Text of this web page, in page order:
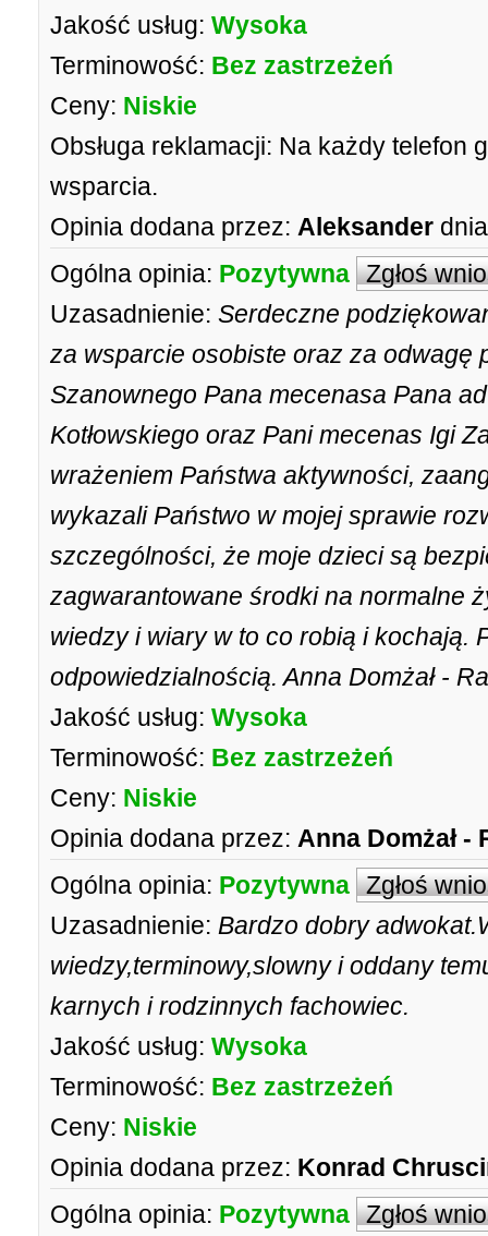
Jakość usług: Wysoka
Terminowość: Bez zastrzeżeń
Ceny: Niskie
Obsługa reklamacji: Na każdy telefon
wsparcia.
Opinia dodana przez: Aleksander
Ogólna opinia: Pozytywna Zgłoś
Uzasadnienie: Serdeczne
za wsparcie osobiste oraz za odwagę
Szanownego Pana mecenasa Pana
Kotłowskiego oraz Pani mecenas Igi
wrażeniem Państwa aktywności,
wykazali Państwo w mojej sprawie
szczególności, że moje dzieci są
zagwarantowane środki na normalne
wiedzy i wiary w to co robią i kochają.
odpowiedzialnością. Anna Domżał -
Jakość usług: Wysoka
Terminowość: Bez zastrzeżeń
Ceny: Niskie
Opinia dodana przez: Anna Domżał -
Ogólna opinia: Pozytywna Zgłoś
Uzasadnienie: Bardzo dobry
wiedzy,terminowy,slowny i oddany
karnych i rodzinnych fachowiec.
Jakość usług: Wysoka
Terminowość: Bez zastrzeżeń
Ceny: Niskie
Opinia dodana przez: Konrad
Ogólna opinia: Pozytywna Zgłoś